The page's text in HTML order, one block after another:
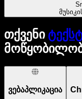
თქვენი
ვებაპლიკაცია